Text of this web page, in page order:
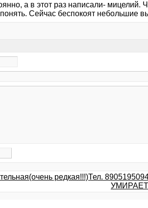
а в этот раз написали- мицелий.
Сейчас беспокоят небольшие
редкая!!!)Тел.